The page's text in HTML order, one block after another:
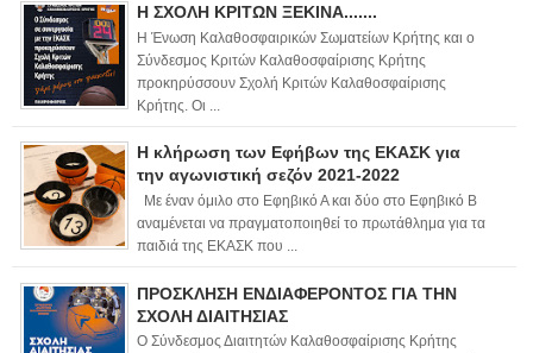
Η ΣΧΟΛΗ ΚΡΙΤΩΝ ΞΕΚΙΝΑ.......
Η Ένωση Καλαθοσφαιρικών Σωματείων Κρήτης και ο
Σύνδεσμος Κριτών Καλαθοσφαίρισης Κρήτης
προκηρύσσουν Σχολή Κριτών Καλαθοσφαίρισης
Κρήτης. Οι ...
Η κλήρωση των Εφήβων της ΕΚΑΣΚ για
την αγωνιστική σεζόν 2021-2022
Με έναν όμιλο στο Εφηβικό Α και δύο στο Εφηβικό Β
αναμένεται να πραγματοποιηθεί το πρωτάθλημα για τα
παιδιά της ΕΚΑΣΚ που ...
ΠΡΟΣΚΛΗΣΗ ΕΝΔΙΑΦΕΡΟΝΤΟΣ ΓΙΑ ΤΗΝ
ΣΧΟΛΗ ΔΙΑΙΤΗΣΙΑΣ
Ο Σύνδεσμος Διαιτητών Καλαθοσφαίρισης Κρήτης